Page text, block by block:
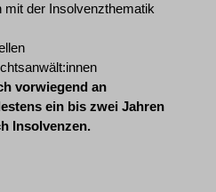
mit der Insolvenzthematik
vorwiegend an
ein bis zwei Jahren
Insolvenzen.